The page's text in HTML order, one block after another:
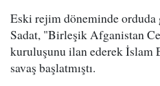
Eski rejim döneminde orduda
Sadat, "Birleşik Afganistan
kuruluşunu ilan ederek İslam
savaş başlatmıştı.